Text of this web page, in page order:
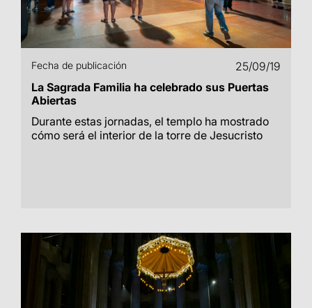
Fecha de publicación
25/09/19
La Sagrada Familia ha celebrado sus Puertas
Abiertas
Durante estas jornadas, el templo ha mostrado
cómo será el interior de la torre de Jesucristo